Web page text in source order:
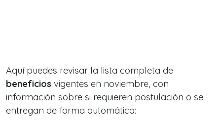
Aquí puedes revisar la lista completa de
beneficios vigentes en noviembre, con
información sobre si requieren postulación o se
entregan de forma automática: